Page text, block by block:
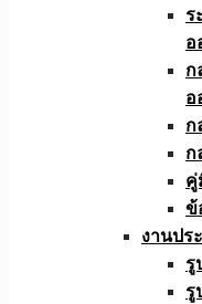
ร
อ
ก
อ
ก
ก
คู่
ข้
งานปร
รู
รู